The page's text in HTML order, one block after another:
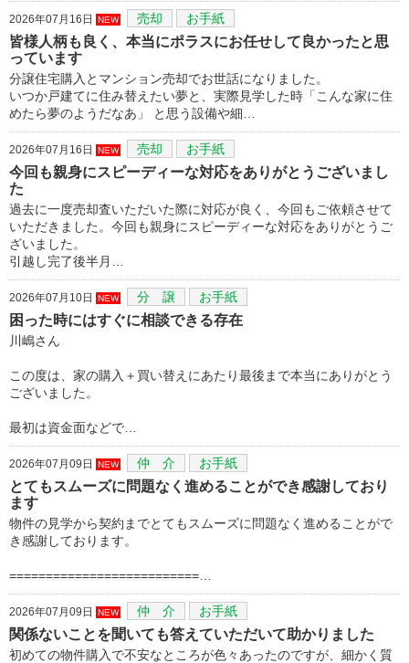
2026年07月16日 NEW 売却 お手紙
皆様人柄も良く、本当にポラスにお任せして良かったと思
っています
分譲住宅購入とマンション売却でお世話になりました。
いつか戸建てに住み替えたい夢と、実際見学した時「こんな家に住
めたら夢のようだなあ」 と思う設備や細…
2026年07月16日 NEW 売却 お手紙
今回も親身にスピーディーな対応をありがとうございまし
た
過去に一度売却査いただいた際に対応が良く、今回もご依頼させて
いただきました。今回も親身にスピーディーな対応をありがとうご
ざいました。
引越し完了後半月…
2026年07月10日 NEW 分 譲 お手紙
困った時にはすぐに相談できる存在
川嶋さん
この度は、家の購入＋買い替えにあたり最後まで本当にありがとう
ございました。
最初は資金面などで…
2026年07月09日 NEW 仲 介 お手紙
とてもスムーズに問題なく進めることができ感謝しており
ます
物件の見学から契約までとてもスムーズに問題なく進めることがで
き感謝しております。
==========================…
2026年07月09日 NEW 仲 介 お手紙
関係ないことを聞いても答えていただいて助かりました
初めての物件購入で不安なところが色々あったのですが、細かく質